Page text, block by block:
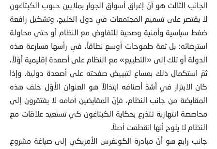
الجانب الثالث هو أنّ إغراق أسواق الجوار بملايين حبوب الكبتاغون
لا يقتصر على تسميم المجتمعات في دول الخليج، وتشكيل رافعة
ضغط سياسية وأمنية وصحية للتفاوض مع النظام أو حتى محاولة
استرضائه؛ بل ثمة طموحات أوسع نطاقاً، في رأسها مسارعة هذه
الدولة أو تلك إلى «التطبيع» مع النظام على أصعدة إقليمية أوّلاً،
ثمّ استكمال ذلك بمساع لتبييض صفحته على أصعدة دولية. وإذا
كان الابتزاز في أشدّ أصنافه ابتذالاً هو العنوان الأوّل خلف هذه
المقايضة من جانب النظام، فإنّ المقايضين أمامه لا يفتقرون إلى
محاصصة انتهازية تتذرع بحكاية الكبتاغون كي تستعيد علاقات مع
النظام لا يلوح أنها انقطعت أصلاً.
جانب رابع هو أنّ مبادرة الكونغرس الأمريكي إلى صياغة مشروع